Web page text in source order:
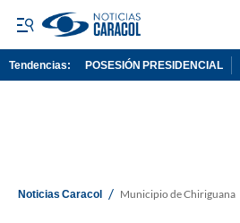
Tendencias: POSESIÓN PRESIDENCIAL
Noticias Caracol / Municipio de Chiriguana